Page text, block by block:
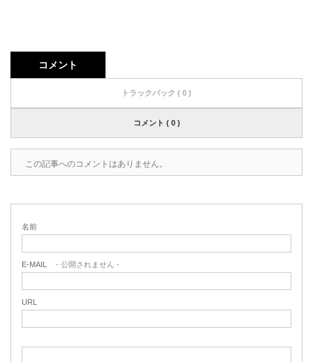
コメント
トラックバック ( 0 )
コメント ( 0 )
この記事へのコメントはありません。
名前
E-MAIL - 公開されません -
URL